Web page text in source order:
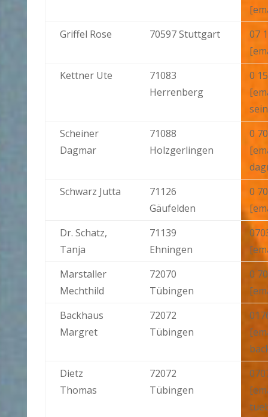
Griffel Rose
70597 Stuttgart
07
Kettner Ute
71083
Herrenberg
0
Scheiner
Dagmar
71088
Holzgerlingen
0
Schwarz Jutta
71126
Gäufelden
0
Dr. Schatz,
Tanja
71139
Ehningen
Marstaller
Mechthild
72070
Tübingen
0
Backhaus
Margret
72072
Tübingen
Dietz
Thomas
72072
Tübingen